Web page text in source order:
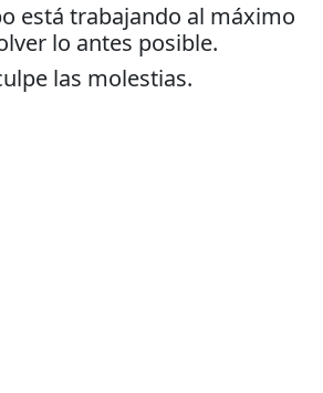
está trabajando al máximo
lo antes posible.
las molestias.